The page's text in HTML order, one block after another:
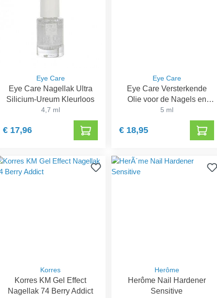
Eye Care
Eye Care Nagellak Ultra
Silicium-Ureum Kleurloos
4,7 ml
€ 17,96
Eye Care
Eye Care Versterkende
Olie voor de Nagels en
Nagelriemen
5 ml
€ 18,95
Korres
Korres KM Gel Effect
Nagellak 74 Berry Addict
Herôme
Herôme Nail Hardener
Sensitive